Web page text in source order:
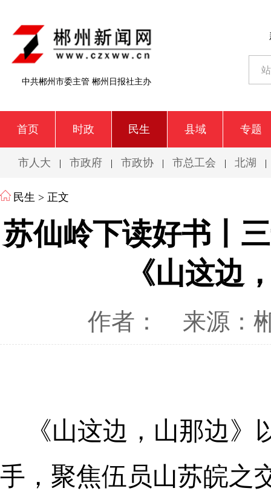
中共郴州市委主管 郴州日报社主办
首页 时政 民生 县域 专题
市人大 | 市政府 | 市政协 | 市总工会 | 北湖 |
民生 > 正文
苏仙岭下读好书丨
《山这边
作者： 来源：
《山这边，山那边
手，聚焦伍员山苏皖之